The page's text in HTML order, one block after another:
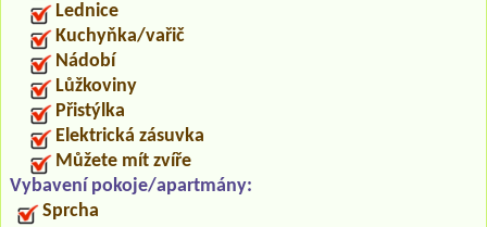
Lednice
Kuchyňka/vařič
Nádobí
Lůžkoviny
Přistýlka
Elektrická zásuvka
Můžete mít zvíře
Vybavení pokoje/apartmány:
Sprcha